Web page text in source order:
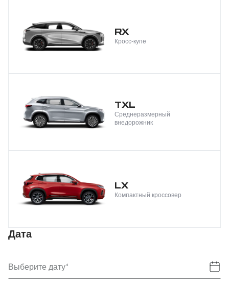
RX
Кросс-купе
TXL
Среднеразмерный
внедорожник
LX
Компактный кроссовер
Дата
Выберите дату